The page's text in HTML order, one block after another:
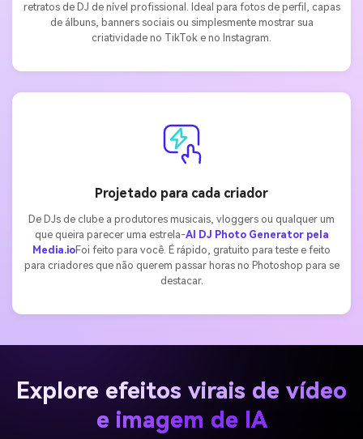
retratos de DJ de nível profissional. Ideal para fotos de perfil, capas
de álbuns, banners sociais ou simplesmente mostrar sua
criatividade no TikTok e no Instagram.
Projetado para cada criador
De DJs de clube a produtores musicais, vloggers ou qualquer um
que queira parecer uma estrela-AI DJ Photo Generator pela
Media.ioFoi feito para você. É rápido, gratuito para teste e feito
para criadores que não querem passar horas no Photoshop para se
destacar.
Explore efeitos virais de vídeo
e imagem de IA